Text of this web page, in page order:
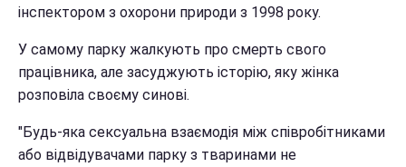
інспектором з охорони природи з 1998 року.
У самому парку жалкують про смерть свого
працівника, але засуджують історію, яку жінка
розповіла своєму синові.
"Будь-яка сексуальна взаємодія між співробітниками
або відвідувачами парку з тваринами не